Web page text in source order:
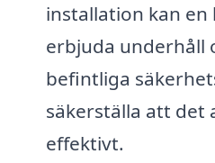
installation kan en
erbjuda underhåll
befintliga
säkerställa att det
effektivt.